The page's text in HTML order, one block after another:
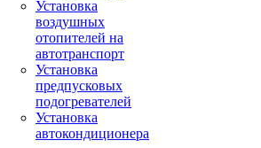
Установка
воздушных
отопителей на
автотранспорт
Установка
предпусковых
подогревателей
Установка
автокондиционера